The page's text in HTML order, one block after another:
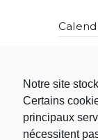
Notre site
Certains
principaux
nécessitent
1
8
15